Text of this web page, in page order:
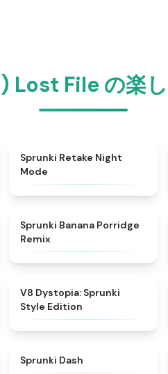
File の楽
Sprunki Retake Night
Mode
★
Sprunki Banana Porridge
Remix
V8 Dystopia: Sprunki
Style Edition
Sprunki Dash